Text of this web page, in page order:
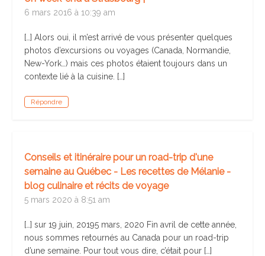
6 mars 2016 à 10:39 am
[…] Alors oui, il m’est arrivé de vous présenter quelques
photos d’excursions ou voyages (Canada, Normandie,
New-York…) mais ces photos étaient toujours dans un
contexte lié à la cuisine. […]
Répondre
Conseils et itinéraire pour un road-trip d'une
semaine au Québec - Les recettes de Mélanie -
blog culinaire et récits de voyage
5 mars 2020 à 8:51 am
[…] sur 19 juin, 20195 mars, 2020 Fin avril de cette année,
nous sommes retournés au Canada pour un road-trip
d’une semaine. Pour tout vous dire, c’était pour […]